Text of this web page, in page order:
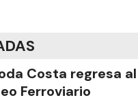
Costa regresa al
Ferroviario